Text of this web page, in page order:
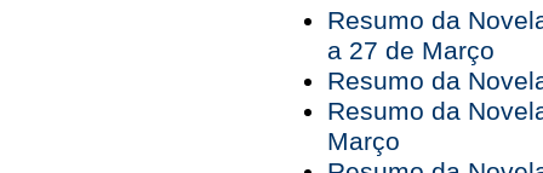
Resumo da
a 27 de Março
Resumo da
Resumo da
Março